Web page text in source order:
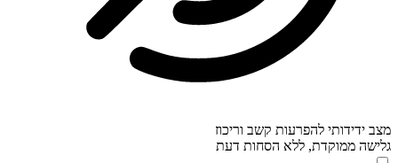
מצב ידידותי להפרעות קשב וריכוז
גלישה ממוקדת, ללא הסחות דעת